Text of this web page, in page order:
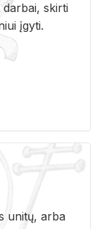
skirti
įgyti.
unitų, arba